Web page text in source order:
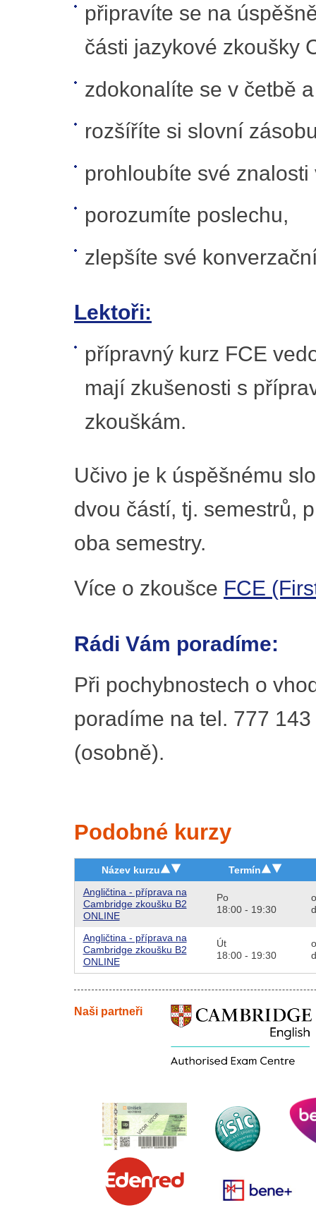
připravíte se na
části jazykové zkoušky
zdokonalíte se v četbě
rozšíříte si slovní
prohloubíte své znalosti
porozumíte poslechu,
zlepšíte své
Lektoři:
přípravný kurz FCE
mají zkušenosti s
zkouškám.
Učivo je k úspěšnému
dvou částí, tj. semestrů,
oba semestry.
Více o zkoušce FCE
Rádi Vám poradíme:
Při pochybnostech o
poradíme na tel. 777
(osobně).
Podobné kurzy
Název kurzu
Termín
Angličtina - příprava na
Cambridge zkoušku B2
ONLINE
Po
18:00 - 19:30
Angličtina - příprava na
Cambridge zkoušku B2
ONLINE
Út
18:00 - 19:30
Naši partneři